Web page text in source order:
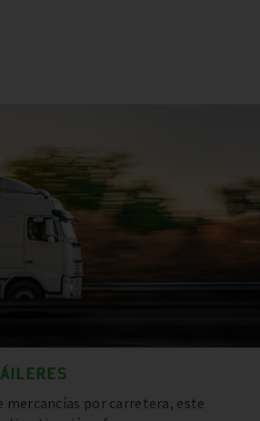
mercancías por carretera, este